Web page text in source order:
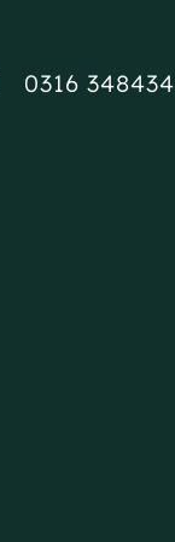
0316 348434